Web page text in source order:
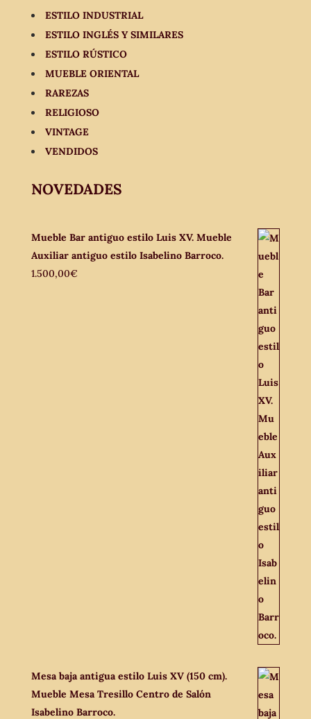
ESTILO INDUSTRIAL
ESTILO INGLÉS Y SIMILARES
ESTILO RÚSTICO
MUEBLE ORIENTAL
RAREZAS
RELIGIOSO
VINTAGE
VENDIDOS
NOVEDADES
Mueble Bar antiguo estilo Luis XV. Mueble
Auxiliar antiguo estilo Isabelino Barroco.
1.500,00€
Mesa baja antigua estilo Luis XV (150 cm).
Mueble Mesa Tresillo Centro de Salón
Isabelino Barroco.